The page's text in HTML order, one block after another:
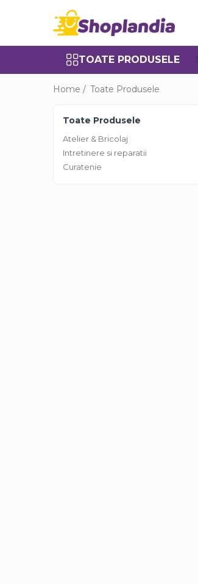
Toate Produsele
Atelier & Bricolaj
Role abrazive
Cutite si placute amovibile
TOATE PRODUSELE
Home / Toate Produsele
Toate Produsele
Atelier & Bricolaj
Intretinere si reparatii
Curatenie